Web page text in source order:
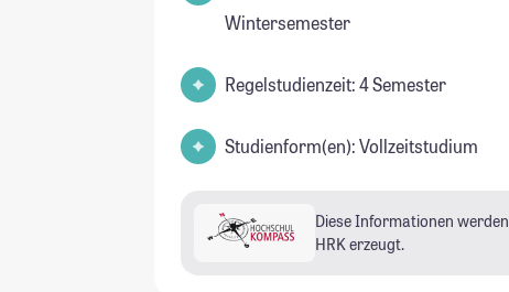
Wintersemester
Regelstudienzeit: 4 Semester
Studienform(en): Vollzeitstudium
Diese Informationen
HRK erzeugt.